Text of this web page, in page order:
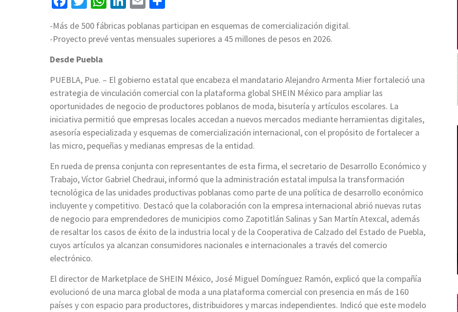
-Más de 500 fábricas poblanas participan en esquemas de comercialización digital.
-Proyecto prevé ventas mensuales superiores a 45 millones de pesos en 2026.
Desde Puebla
PUEBLA, Pue. – El gobierno estatal que encabeza el mandatario Alejandro Armenta Mier fortaleció una
estrategia de vinculación comercial con la plataforma global SHEIN México para ampliar las
oportunidades de negocio de productores poblanos de moda, bisutería y artículos escolares. La
iniciativa permitió que empresas locales accedan a nuevos mercados mediante herramientas digitales,
asesoría especializada y esquemas de comercialización internacional, con el propósito de fortalecer a
las micro, pequeñas y medianas empresas de la entidad.
En rueda de prensa conjunta con representantes de esta firma, el secretario de Desarrollo Económico y
Trabajo, Víctor Gabriel Chedraui, informó que la administración estatal impulsa la transformación
tecnológica de las unidades productivas poblanas como parte de una política de desarrollo económico
incluyente y competitivo. Destacó que la colaboración con la empresa internacional abrió nuevas rutas
de negocio para emprendedores de municipios como Zapotitlán Salinas y San Martín Atexcal, además
de resaltar los casos de éxito de la industria local y de la Cooperativa de Calzado del Estado de Puebla,
cuyos artículos ya alcanzan consumidores nacionales e internacionales a través del comercio
electrónico.
El director de Marketplace de SHEIN México, José Miguel Domínguez Ramón, explicó que la compañía
evolucionó de una marca global de moda a una plataforma comercial con presencia en más de 160
países y con espacio para productores, distribuidores y marcas independientes. Indicó que este modelo